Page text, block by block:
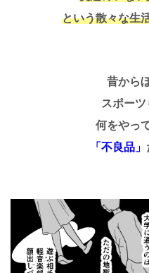
という散々な生
昔から
スポーツ
何をやっ
「不良品」